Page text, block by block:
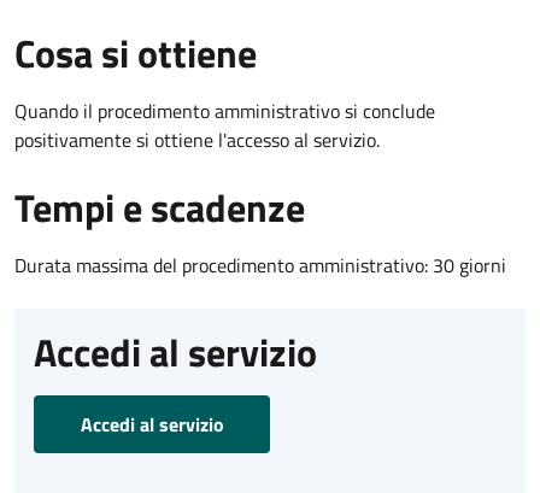
Cosa si ottiene
Quando il procedimento amministrativo si conclude
positivamente si ottiene l'accesso al servizio.
Tempi e scadenze
Durata massima del procedimento amministrativo: 30 giorni
Accedi al servizio
Accedi al servizio